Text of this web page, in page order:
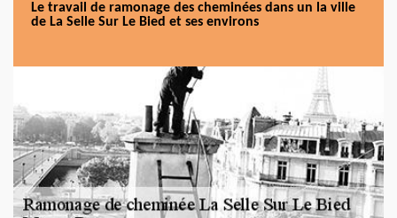
Le travail de ramonage des cheminées dans un la ville
de La Selle Sur Le Bied et ses environs